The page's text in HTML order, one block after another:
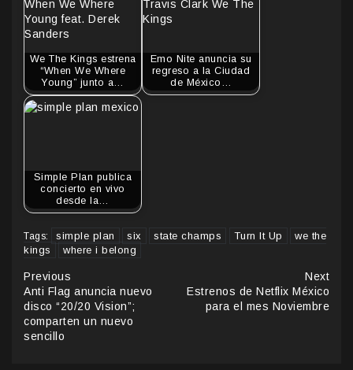
We The Kings estrena
“When We Where
Young” junto a…
Emo Nite anuncia su
regreso a la Ciudad
de México…
Simple Plan publica
concierto en vivo
desde la…
Tags: simple plan six state champs Turn It Up
we the
kings
where i belong
Continue
Reading
Previous
Anti Flag anuncia nuevo
disco “20/20 Vision”;
comparten un nuevo
sencillo
Next
Estrenos de Netflix México
para el mes Noviembre